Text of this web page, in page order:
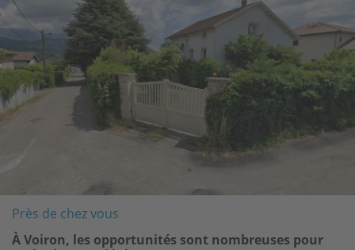
Près de chez vous
À Voiron, les opportunités sont nombreuses pour